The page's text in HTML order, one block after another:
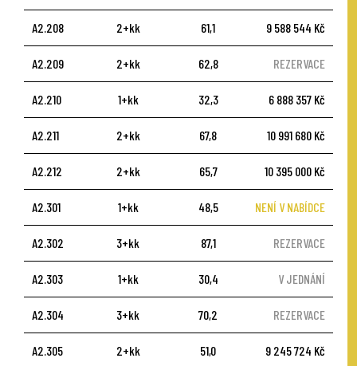
A2.208 2+kk 61,1 9 588 544 Kč
A2.209 2+kk 62,8 REZERVACE
A2.210 1+kk 32,3 6 888 357 Kč
A2.211 2+kk 67,8 10 991 680 Kč
A2.212 2+kk 65,7 10 395 000 Kč
A2.301 1+kk 48,5 NENÍ V NABÍDCE
A2.302 3+kk 87,1 REZERVACE
A2.303 1+kk 30,4 V JEDNÁNÍ
A2.304 3+kk 70,2 REZERVACE
A2.305 2+kk 51,0 9 245 724 Kč